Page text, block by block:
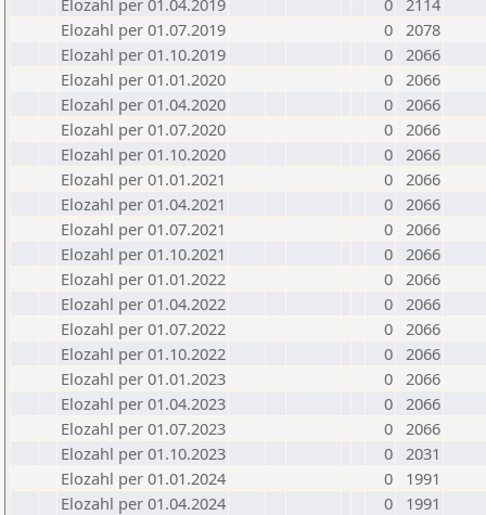
Elozahl per 01.04.2019
0 2114
Elozahl per 01.07.2019
0 2078
Elozahl per 01.10.2019
0 2066
Elozahl per 01.01.2020
0 2066
Elozahl per 01.04.2020
0 2066
Elozahl per 01.07.2020
0 2066
Elozahl per 01.10.2020
0 2066
Elozahl per 01.01.2021
0 2066
Elozahl per 01.04.2021
0 2066
Elozahl per 01.07.2021
0 2066
Elozahl per 01.10.2021
0 2066
Elozahl per 01.01.2022
0 2066
Elozahl per 01.04.2022
0 2066
Elozahl per 01.07.2022
0 2066
Elozahl per 01.10.2022
0 2066
Elozahl per 01.01.2023
0 2066
Elozahl per 01.04.2023
0 2066
Elozahl per 01.07.2023
0 2066
Elozahl per 01.10.2023
0 2031
Elozahl per 01.01.2024
0
1991
Elozahl per 01.04.2024
0
1991